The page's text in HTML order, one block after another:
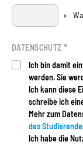
«
DATENSCHUTZ*
Ich bin damit
werden. Sie
Ich kann diese
schreibe ich
Mehr zum
des
Ich habe die